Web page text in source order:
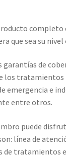
que sea su
garantías de
los tratamientos
emergencia e
entre otros.
puede
línea de
de tratamientos